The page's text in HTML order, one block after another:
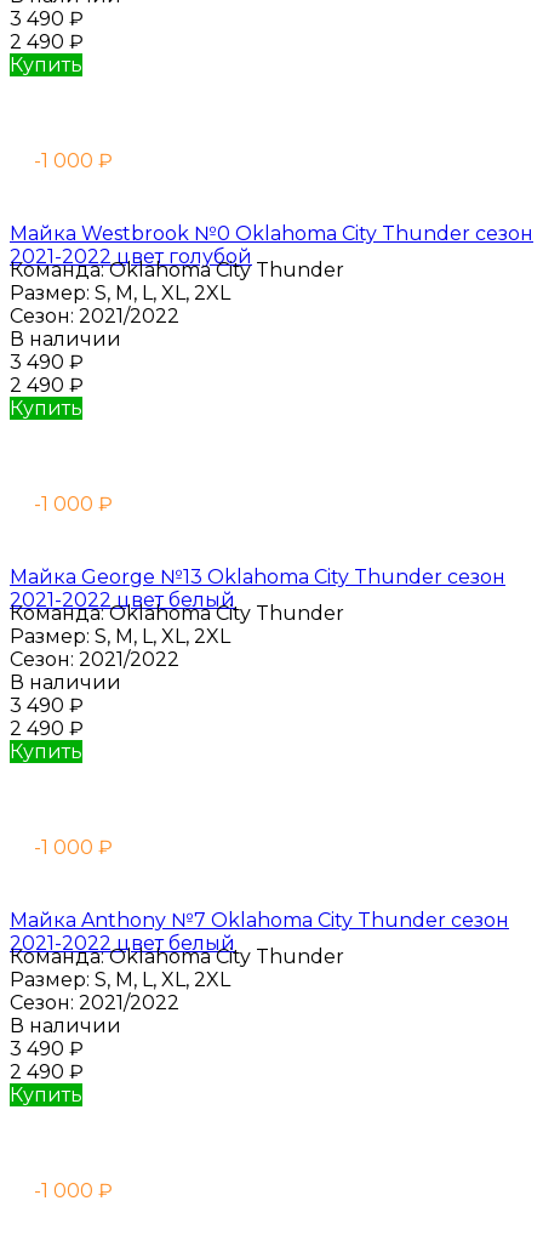
3 490 ₽
2 490 ₽
Купить
-1 000 ₽
Майка Westbrook №0 Oklahoma City Thunder сезон
2021-2022 цвет голубой
Команда:Oklahoma City Thunder
Размер: S, M, L, XL, 2XL
Сезон: 2021/2022
В наличии
3 490 ₽
2 490 ₽
Купить
-1 000 ₽
Майка George №13 Oklahoma City Thunder сезон
2021-2022 цвет белый
Команда:Oklahoma City Thunder
Размер: S, M, L, XL, 2XL
Сезон: 2021/2022
В наличии
3 490 ₽
2 490 ₽
Купить
-1 000 ₽
Майка Anthony №7 Oklahoma City Thunder сезон
2021-2022 цвет белый
Команда:Oklahoma City Thunder
Размер: S, M, L, XL, 2XL
Сезон: 2021/2022
В наличии
3 490 ₽
2 490 ₽
Купить
-1 000 ₽